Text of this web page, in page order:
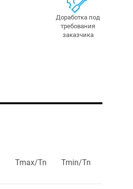
Доработка под
требования
заказчика
Tmax/Tn Tmin/Tn